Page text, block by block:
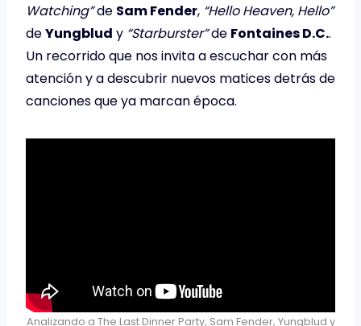
Watching”de Sam Fender, “Hello Heaven, Hello”
deYungblud y “Starburster”de Fontaines D.C..
Un recorrido que nos invita a escuchar con más
atención y a descubrir nuevos matices detrás de
canciones que ya marcan época.
Analizando a The Last Dinner Party, Sam Fender, Yungblud y